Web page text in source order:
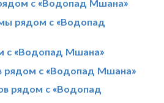
с «Водопад Мшана»
рядом с «Водопад
с «Водопад Мшана»
рядом с «Водопад Мшана»
рядом с «Водопад